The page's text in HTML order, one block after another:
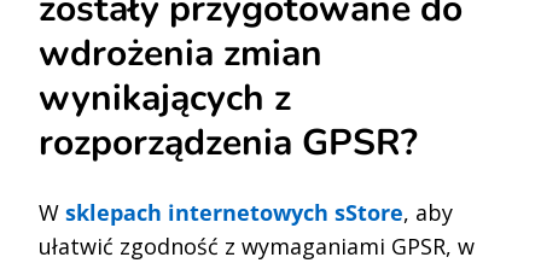
wdrożenia zmian
wynikających z
rozporządzenia GPSR?
W sklepach internetowych sStore, aby
ułatwić zgodność z wymaganiami GPSR, w